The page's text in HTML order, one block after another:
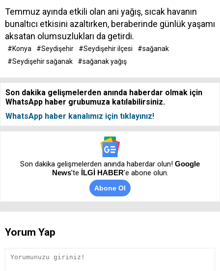
Temmuz ayında etkili olan ani yağış, sıcak havanın
bunaltıcı etkisini azaltırken, beraberinde günlük yaşamı
aksatan olumsuzlukları da getirdi.
#Konya #Seydişehir #Seydişehir ilçesi
#sağanak
#Seydişehir sağanak
#sağanak yağış
Son dakika gelişmelerden anında haberdar olmak için
WhatsApp haber grubumuza katılabilirsiniz.
WhatsApp haber kanalımız için tıklayınız!
Son dakika gelişmelerden anında haberdar olun! Google
News’te İLGİ HABER'e abone olun.
Abone Ol
Yorum Yap